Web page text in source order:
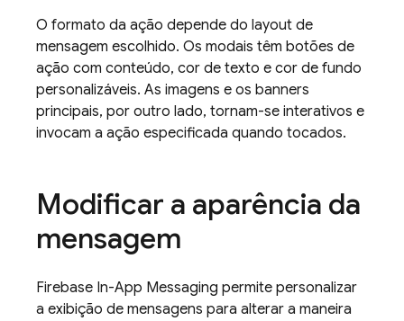
O formato da ação depende do layout de
mensagem escolhido. Os modais têm botões de
ação com conteúdo, cor de texto e cor de fundo
personalizáveis. As imagens e os banners
principais, por outro lado, tornam-se interativos e
invocam a ação especificada quando tocados.
Modificar a aparência da
mensagem
Firebase In-App Messaging permite personalizar
a exibição de mensagens para alterar a maneira